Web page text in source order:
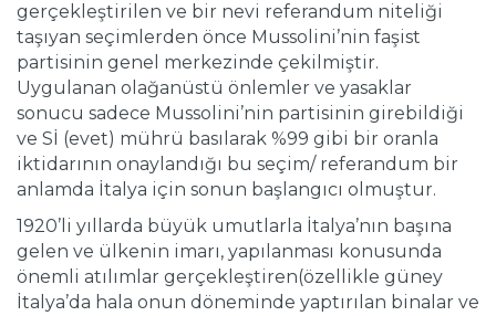
gerçekleştirilen ve bir nevi referandum niteliği
taşıyan seçimlerden önce Mussolini’nin faşist
partisinin genel merkezinde çekilmiştir.
Uygulanan olağanüstü önlemler ve yasaklar
sonucu sadece Mussolini’nin partisinin girebildiği
ve Sİ (evet) mührü basılarak %99 gibi bir oranla
iktidarının onaylandığı bu seçim/ referandum bir
anlamda İtalya için sonun başlangıcı olmuştur.
1920’li yıllarda büyük umutlarla İtalya’nın başına
gelen ve ülkenin imarı, yapılanması konusunda
önemli atılımlar gerçekleştiren(özellikle güney
İtalya’da hala onun döneminde yaptırılan binalar ve